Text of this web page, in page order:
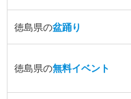
徳島県の盆踊り
徳島県の無料イベント